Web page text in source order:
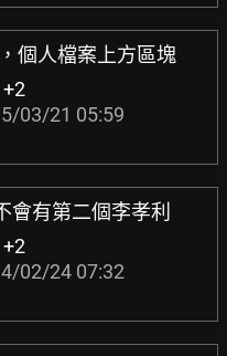
個人檔案上方區塊
+2
03/21 05:59
會有第二個李孝利
+2
02/24 07:32